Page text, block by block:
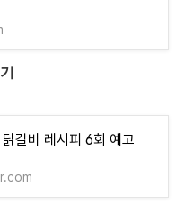
갈비 레시피 6회 예고